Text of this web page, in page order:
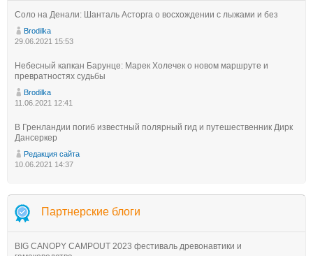
Соло на Денали: Шанталь Асторга о восхождении с лыжами и без
Brodilka
29.06.2021 15:53
Небесный капкан Барунце: Марек Холечек о новом маршруте и
превратностях судьбы
Brodilka
11.06.2021 12:41
В Гренландии погиб известный полярный гид и путешественник Дирк
Дансеркер
Редакция сайта
10.06.2021 14:37
Партнерские блоги
BIG CANOPY CAMPOUT 2023 фестиваль древонавтики и